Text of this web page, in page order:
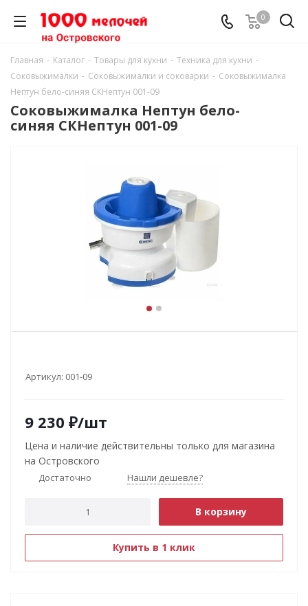
0
Главная - Каталог - Товары для кухни - Техника для кухни -
Соковыжималки - Соковыжималки и соковарки - Соковыжималка
Нептун бело-синяя СКНептун 001-09
Соковыжималка Нептун бело-
синяя СКНептун 001-09
Артикул: 001-09
9 230 ₽/шт
Цена и наличие действительны только для магазина
на Островского
Достаточно Нашли дешевле?
В корзину
Купить в 1 клик